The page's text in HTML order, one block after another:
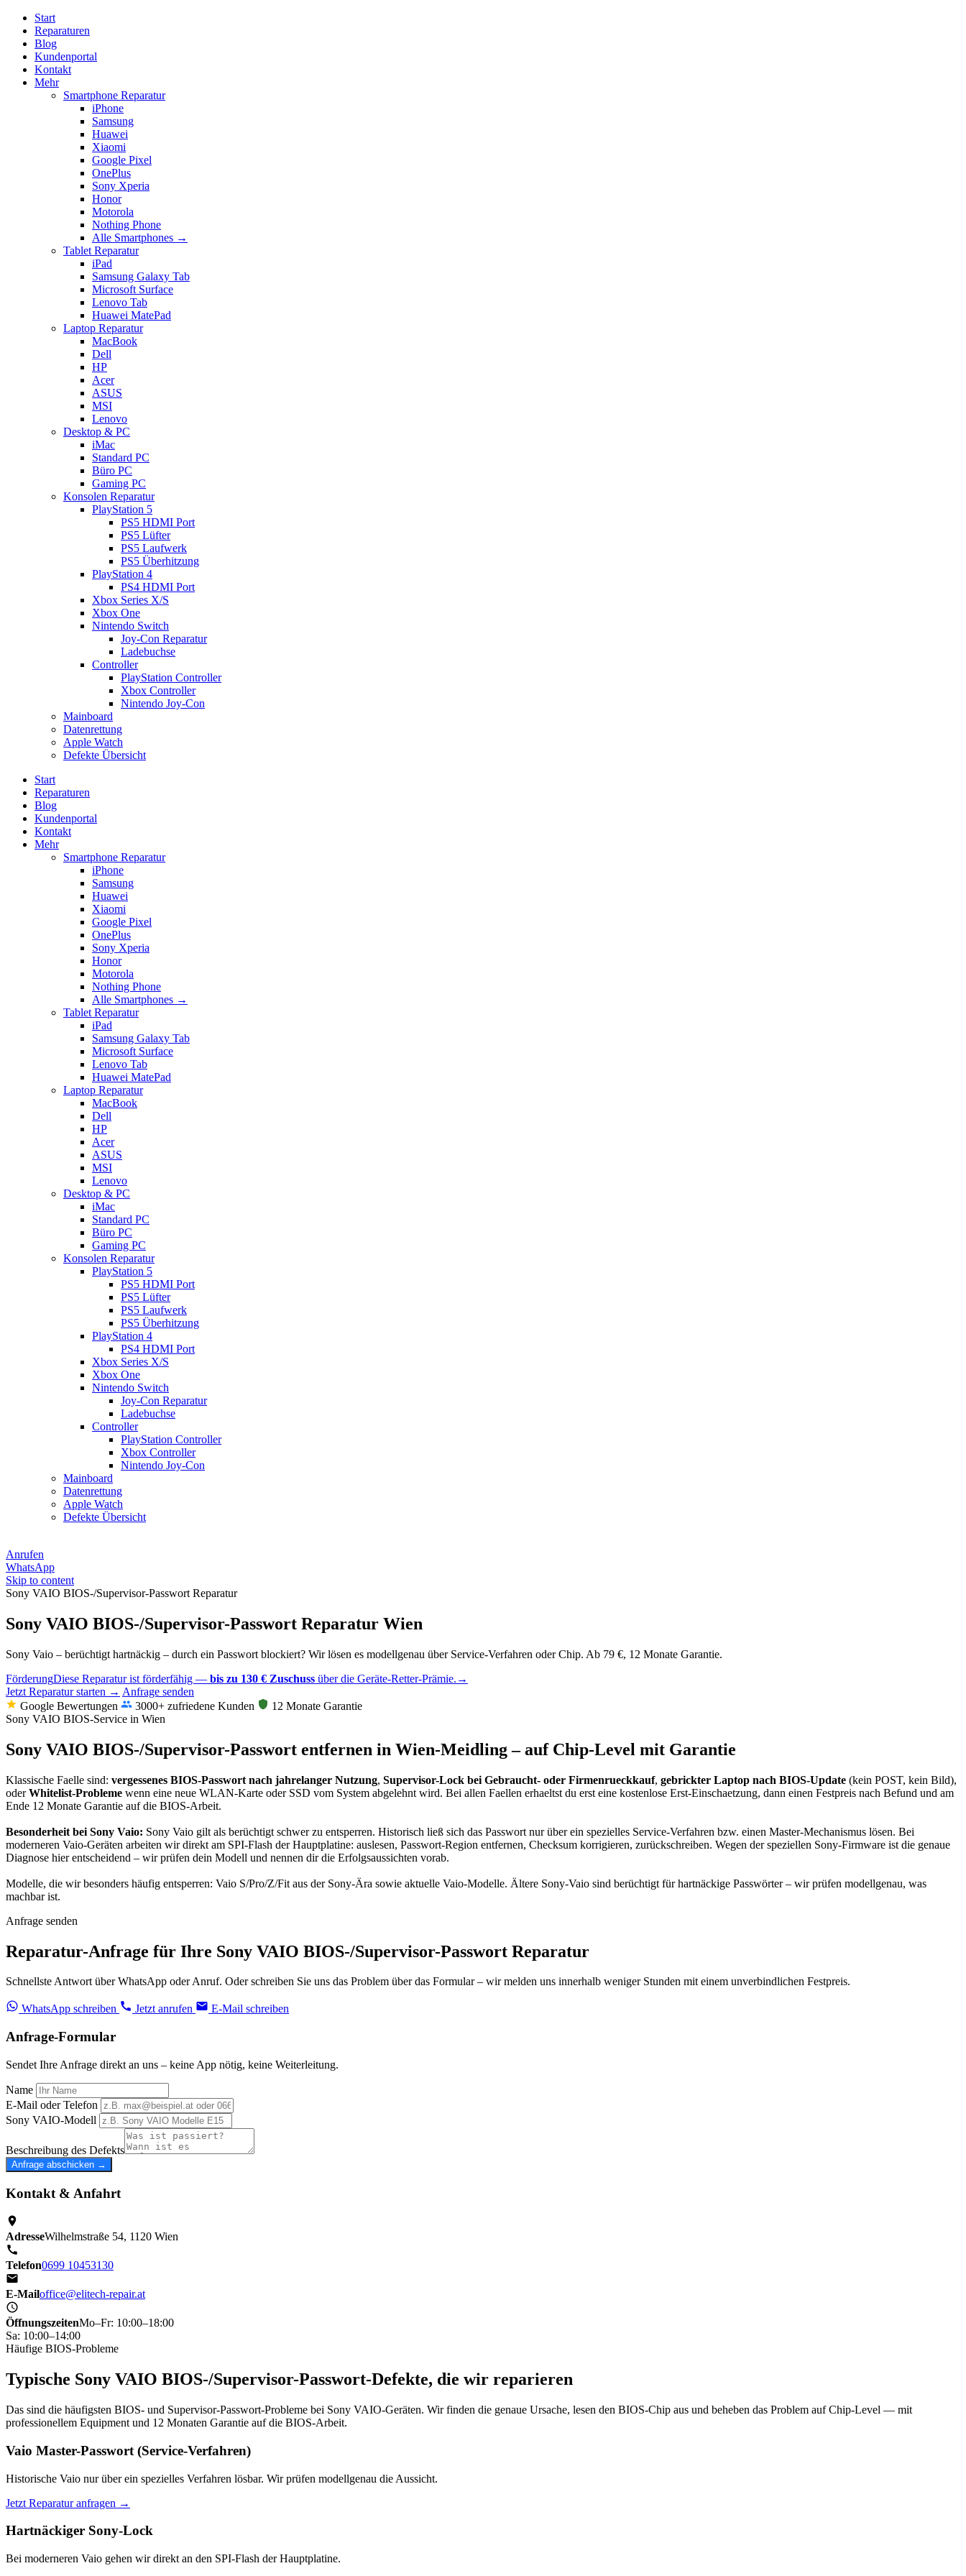
Start
Reparaturen
Blog
Kundenportal
Kontakt
Mehr
Smartphone Reparatur
iPhone
Samsung
Huawei
Xiaomi
Google Pixel
OnePlus
Sony Xperia
Honor
Motorola
Nothing Phone
Alle Smartphones →
Tablet Reparatur
iPad
Samsung Galaxy Tab
Microsoft Surface
Lenovo Tab
Huawei MatePad
Laptop Reparatur
MacBook
Dell
HP
Acer
ASUS
MSI
Lenovo
Desktop & PC
iMac
Standard PC
Büro PC
Gaming PC
Konsolen Reparatur
PlayStation 5
PS5 HDMI Port
PS5 Lüfter
PS5 Laufwerk
PS5 Überhitzung
PlayStation 4
PS4 HDMI Port
Xbox Series X/S
Xbox One
Nintendo Switch
Joy-Con Reparatur
Ladebuchse
Controller
PlayStation Controller
Xbox Controller
Nintendo Joy-Con
Mainboard
Datenrettung
Apple Watch
Defekte Übersicht
Start
Reparaturen
Blog
Kundenportal
Kontakt
Mehr
Smartphone Reparatur
iPhone
Samsung
Huawei
Xiaomi
Google Pixel
OnePlus
Sony Xperia
Honor
Motorola
Nothing Phone
Alle Smartphones →
Tablet Reparatur
iPad
Samsung Galaxy Tab
Microsoft Surface
Lenovo Tab
Huawei MatePad
Laptop Reparatur
MacBook
Dell
HP
Acer
ASUS
MSI
Lenovo
Desktop & PC
iMac
Standard PC
Büro PC
Gaming PC
Konsolen Reparatur
PlayStation 5
PS5 HDMI Port
PS5 Lüfter
PS5 Laufwerk
PS5 Überhitzung
PlayStation 4
PS4 HDMI Port
Xbox Series X/S
Xbox One
Nintendo Switch
Joy-Con Reparatur
Ladebuchse
Controller
PlayStation Controller
Xbox Controller
Nintendo Joy-Con
Mainboard
Datenrettung
Apple Watch
Defekte Übersicht
Anrufen
WhatsApp
Skip to content
Sony VAIO BIOS-/Supervisor-Passwort Reparatur
Sony VAIO BIOS-/Supervisor-Passwort Reparatur Wien
Sony Vaio – berüchtigt hartnäckig – durch ein Passwort blockiert? Wir lösen es modellgenau über Service-Verfahren oder Chip. Ab 79 €, 12 Monate Garantie.
FörderungDiese Reparatur ist förderfähig — bis zu 130 € Zuschuss über die Geräte-Retter-Prämie. →
Jetzt Reparatur starten → Anfrage senden
Google Bewertungen
3000+ zufriedene Kunden
12 Monate Garantie
Sony VAIO BIOS-Service in Wien
Sony VAIO BIOS-/Supervisor-Passwort entfernen in Wien-Meidling – auf Chip-Level mit Garantie
Klassische Faelle sind: vergessenes BIOS-Passwort nach jahrelanger Nutzung, Supervisor-Lock bei Gebraucht- oder Firmenrueckkauf, gebrickter Laptop nach BIOS-Update (kein POST, kein Bild),
oderWhitelist-Probleme wenn eine neue WLAN-Karte oder SSD vom System abgelehnt wird. Bei allen Faellen erhaeltst du erst eine kostenlose Erst-Einschaetzung, dann einen Festpreis nach Befund und am
Ende 12 Monate Garantie auf die BIOS-Arbeit.
Besonderheit bei Sony Vaio: Sony Vaio gilt als berüchtigt schwer zu entsperren. Historisch ließ sich das Passwort nur über ein spezielles Service-Verfahren bzw. einen Master-Mechanismus lösen. Bei
moderneren Vaio-Geräten arbeiten wir direkt am SPI-Flash der Hauptplatine: auslesen, Passwort-Region entfernen, Checksum korrigieren, zurückschreiben. Wegen der speziellen Sony-Firmware ist die genaue
Diagnose hier entscheidend – wir prüfen dein Modell und nennen dir die Erfolgsaussichten vorab.
Modelle, die wir besonders häufig entsperren: Vaio S/Pro/Z/Fit aus der Sony-Ära sowie aktuelle Vaio-Modelle. Ältere Sony-Vaio sind berüchtigt für hartnäckige Passwörter – wir prüfen modellgenau, was
machbar ist.
Anfrage senden
Reparatur-Anfrage für Ihre Sony VAIO BIOS-/Supervisor-Passwort Reparatur
Schnellste Antwort über WhatsApp oder Anruf. Oder schreiben Sie uns das Problem über das Formular – wir melden uns innerhalb weniger Stunden mit einem unverbindlichen Festpreis.
WhatsApp schreiben Jetzt anrufen E-Mail schreiben
Anfrage-Formular
Sendet Ihre Anfrage direkt an uns – keine App nötig, keine Weiterleitung.
Name
E-Mail oder Telefon
Sony VAIO-Modell
Beschreibung des Defekts
Anfrage abschicken →
Kontakt & Anfahrt
AdresseWilhelmstraße 54, 1120 Wien
Telefon0699 10453130
E-Mailoffice@elitech-repair.at
ÖffnungszeitenMo–Fr: 10:00–18:00
Sa: 10:00–14:00
Häufige BIOS-Probleme
Typische Sony VAIO BIOS-/Supervisor-Passwort-Defekte, die wir reparieren
Das sind die häufigsten BIOS- und Supervisor-Passwort-Probleme bei Sony VAIO-Geräten. Wir finden die genaue Ursache, lesen den BIOS-Chip aus und beheben das Problem auf Chip-Level — mit
professionellem Equipment und 12 Monaten Garantie auf die BIOS-Arbeit.
Vaio Master-Passwort (Service-Verfahren)
Historische Vaio nur über ein spezielles Verfahren lösbar. Wir prüfen modellgenau die Aussicht.
Jetzt Reparatur anfragen →
Hartnäckiger Sony-Lock
Bei moderneren Vaio gehen wir direkt an den SPI-Flash der Hauptplatine.